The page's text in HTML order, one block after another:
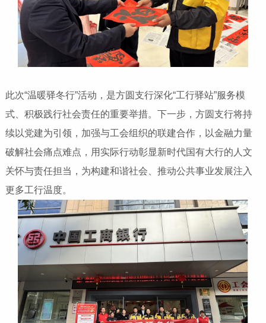
此次“温暖驿冬行”活动，是方圆支行深化“工行驿站”服务模
式、积极践行社会责任的重要举措。下一步，方圆支行将持
续以党建为引领，加强与工会组织的联建合作，以金融力量
破解社会痛点难点，用实际行动彰显新时代国有大行的人文
关怀与责任担当，为构建和谐社会、推动公共事业发展注入
更多工行温度。